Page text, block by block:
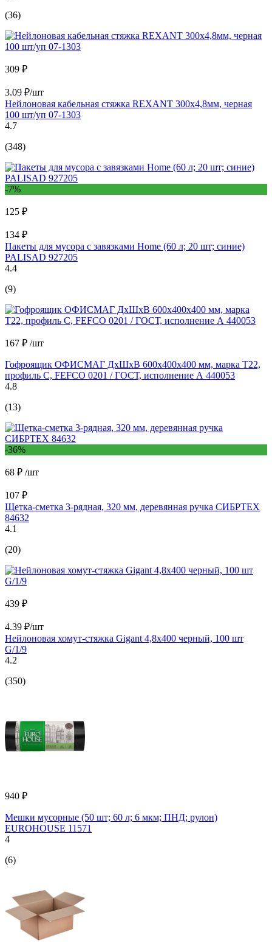
(36)
309 ₽
3.09 ₽/шт
Нейлоновая кабельная стяжка REXANT 300x4,8мм, черная
100 шт/уп 07-1303
4.7
(348)
-7%
125 ₽
134 ₽
Пакеты для мусора с завязками Home (60 л; 20 шт; синие)
PALISAD 927205
4.4
(9)
167 ₽ /шт
Гофроящик ОФИСМАГ ДхШхВ 600х400х400 мм, марка Т22,
профиль С, FEFCO 0201 / ГОСТ, исполнение А 440053
4.8
(13)
-36%
68 ₽ /шт
107 ₽
Щетка-сметка 3-рядная, 320 мм, деревянная ручка СИБРТЕХ
84632
4.1
(20)
439 ₽
4.39 ₽/шт
Нейлоновая хомут-стяжка Gigant 4,8х400 черный, 100 шт
G/1/9
4.2
(350)
940 ₽
Мешки мусорные (50 шт; 60 л; 6 мкм; ПНД; рулон)
EUROHOUSE 11571
4
(6)